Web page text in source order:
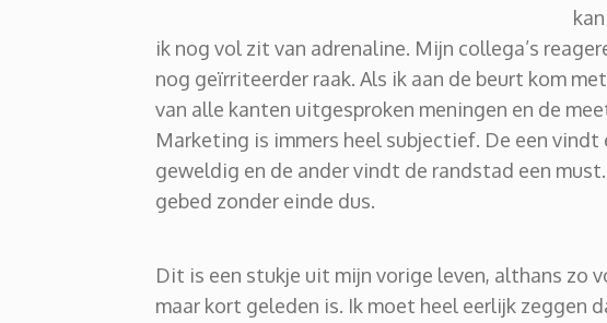
ik nog vol zit van adrenaline. Mijn collega’s
nog geïrriteerder raak. Als ik aan de beurt kom
van alle kanten uitgesproken meningen en de
Marketing is immers heel subjectief. De een
geweldig en de ander vindt de randstad een
gebed zonder einde dus.
Dit is een stukje uit mijn vorige leven, althans zo
maar kort geleden is. Ik moet heel eerlijk zeggen